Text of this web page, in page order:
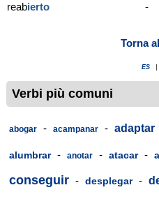
reabierto -
Torna
ES
Verbi più comuni
abogar - acampanar - adaptar
alumbrar - anotar - atacar -
conseguir - desplegar -